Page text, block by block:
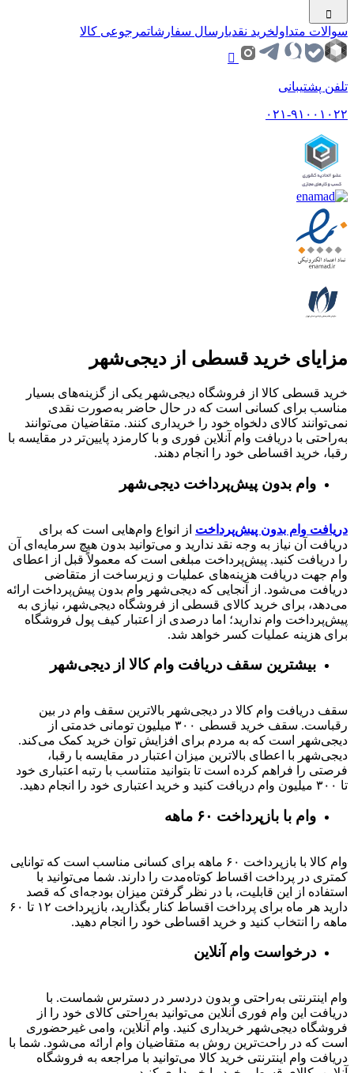
سوالات متداولخرید نقدیارسال سفارشاتمرجوعی کالا
تلفن پشتیبانی
۰۲۱-۹۱۰۰۱۰۲۲
مزایای خرید قسطی از دیجی‌شهر
خرید قسطی کالا از فروشگاه دیجی‌شهر یکی از گزینه‌های بسیار
مناسب برای کسانی است که در حال حاضر به‌صورت نقدی
نمی‌توانند کالای دلخواه خود را خریداری کنند. متقاضیان می‌توانند
به‌راحتی با دریافت وام آنلاین فوری و با کارمزد پایین‌تر در مقایسه با
رقبا، خرید اقساطی خود را انجام دهند.
وام بدون پیش‌پرداخت‌ دیجی‌شهر
دریافت وام بدون پیش‌پرداخت از انواع وام‌هایی است که برای
دریافت آن نیاز به وجه نقد ندارید و می‌توانید بدون هیچ سرمایه‌ای آن
را دریافت کنید. پیش‌پرداخت مبلغی است که معمولاً قبل از اعطای
وام جهت دریافت هزینه‌های عملیات و زیرساخت از متقاضی
دریافت می‌شود. از آنجایی که دیجی‌شهر وام بدون پیش‌پرداخت ارائه
می‌دهد، برای خرید کالای قسطی از فروشگاه دیجی‌شهر، نیازی به
پیش‌پرداخت وام ندارید؛ اما درصدی از اعتبار کیف پول فروشگاه
برای هزینه عملیات کسر خواهد شد.
بیشترین سقف دریافت وام کالا از دیجی‌شهر
سقف دریافت وام کالا در دیجی‌شهر بالاترین سقف وام در بین
رقباست. سقف خرید قسطی ۳۰۰ میلیون تومانی خدمتی از
دیجی‌شهر است که به مردم برای افزایش توان خرید کمک می‌کند.
دیجی‌شهر با اعطای بالاترین میزان اعتبار در مقایسه با رقبا،
فرصتی را فراهم کرده است تا بتوانید متناسب با رتبه اعتباری خود
تا ۳۰۰ میلیون وام دریافت کنید و خرید اعتباری خود را انجام دهید.
وام با بازپرداخت ۶۰ ماهه
وام کالا با بازپرداخت ۶۰ ماهه برای کسانی مناسب است که توانایی
کمتری در پرداخت اقساط کوتاه‌مدت را دارند. شما می‌توانید با
استفاده از این قابلیت، با در نظر گرفتن میزان بودجه‌ای که قصد
دارید هر ماه برای پرداخت اقساط کنار بگذارید، بازپرداخت ۱۲ تا ۶۰
ماهه را انتخاب کنید و خرید اقساطی خود را انجام دهید.
درخواست وام آنلاین
وام اینترنتی به‌راحتی و بدون دردسر در دسترس شماست. با
دریافت این وام فوری آنلاین می‌توانید به‌راحتی کالای خود را از
فروشگاه دیجی‌شهر خریداری کنید. وام آنلاین، وامی غیرحضوری
است که در راحت‌ترین روش به متقاضیان وام ارائه می‌شود. شما با
دریافت وام اینترنتی خرید کالا می‌توانید با مراجعه به فروشگاه